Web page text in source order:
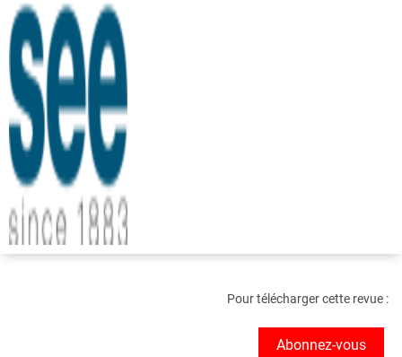
Pour télécharger cette revue :
Abonnez-vous